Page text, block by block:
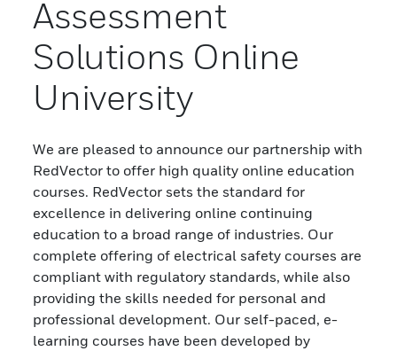
Assessment
Solutions Online
University
We are pleased to announce our partnership with
RedVector to offer high quality online education
courses. RedVector sets the standard for
excellence in delivering online continuing
education to a broad range of industries. Our
complete offering of electrical safety courses are
compliant with regulatory standards, while also
providing the skills needed for personal and
professional development. Our self-paced, e-
learning courses have been developed by